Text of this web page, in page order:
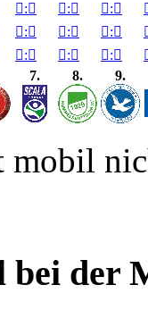
7. 8. 9.
: : :
: : :
: : :
mobil
der